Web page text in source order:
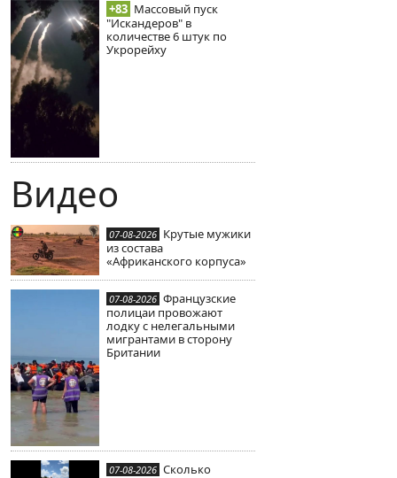
+83 Массовый пуск
"Искандеров" в
количестве 6 штук по
Укрорейху
Видео
07-08-2026 Крутые мужики
из состава
«Африканского корпуса»
07-08-2026 Французские
полицаи провожают
лодку с нелегальными
мигрантами в сторону
Британии
07-08-2026 Сколько